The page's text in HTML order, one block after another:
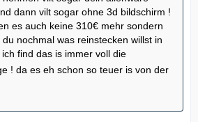
dann vilt sogar ohne 3d bildschirm !
es auch keine 310€ mehr sondern
nochmal was reinstecken willst in
ich find das is immer voll die
! da es eh schon so teuer is von der